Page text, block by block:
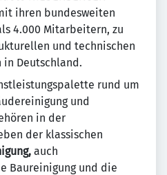
ihren bundesweiten
4.000 Mitarbeitern, zu
und technischen
Deutschland.
rund um
und
in der
der klassischen
auch
Baureinigung und die